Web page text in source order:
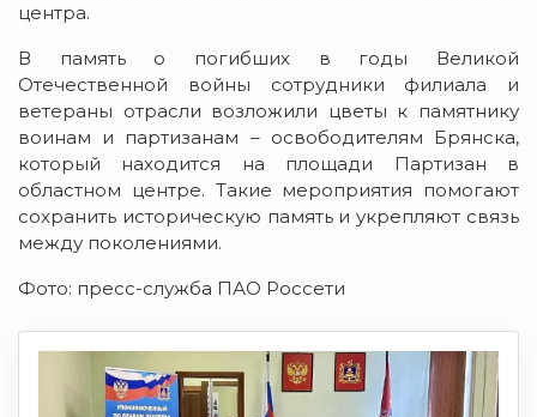
центра.
В память о погибших в годы Великой
Отечественной войны сотрудники филиала и
ветераны отрасли возложили цветы к памятнику
воинам и партизанам – освободителям Брянска,
который находится на площади Партизан в
областном центре. Такие мероприятия помогают
сохранить историческую память и укрепляют связь
между поколениями.
Фото: пресс-служба ПАО Россети